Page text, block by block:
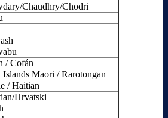
Chaudhry/Chodri
/ Cofán
Islands Maori / Rarotongan
/ Haitian
Hrvatski